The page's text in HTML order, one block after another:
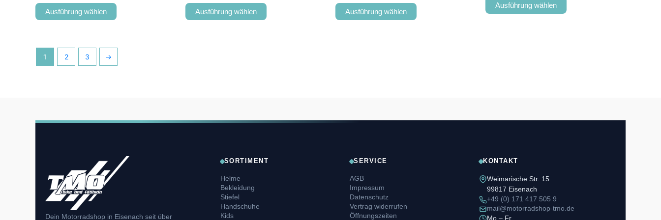
Ausführung wählen Ausführung wählen Ausführung wählen
Ausführung wählen
1 2 3 →
Dein Motorradshop in Eisenach seit über
SORTIMENT
Helme
Bekleidung
Stiefel
Handschuhe
Kids
SERVICE
AGB
Impressum
Datenschutz
Vertrag widerrufen
Öffnungszeiten
KONTAKT
Weimarische Str. 15
99817 Eisenach
+49 (0) 171 417 505 9
mail@motorradshop-tmo.de
Mo – Fr